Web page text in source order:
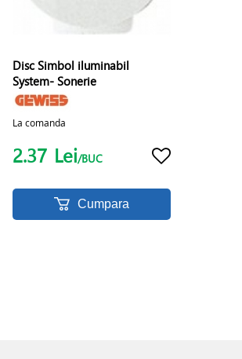
Disc Simbol iluminabil
System- Sonerie
La comanda
2.37 Lei/BUC
Cumpara